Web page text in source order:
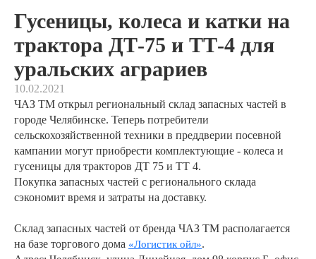
Гусеницы, колеса и катки на
трактора ДТ-75 и ТТ-4 для
уральских аграриев
10.02.2021
ЧАЗ ТМ открыл региональный склад запасных частей в
городе Челябинске. Теперь потребители
сельскохозяйственной техники в преддверии посевной
кампании могут приобрести комплектующие - колеса и
гусеницы для тракторов ДТ 75 и ТТ 4.
Покупка запасных частей с регионального склада
сэкономит время и затраты на доставку.
Склад запасных частей от бренда ЧАЗ ТМ располагается
на базе торгового дома «Логистик ойл».